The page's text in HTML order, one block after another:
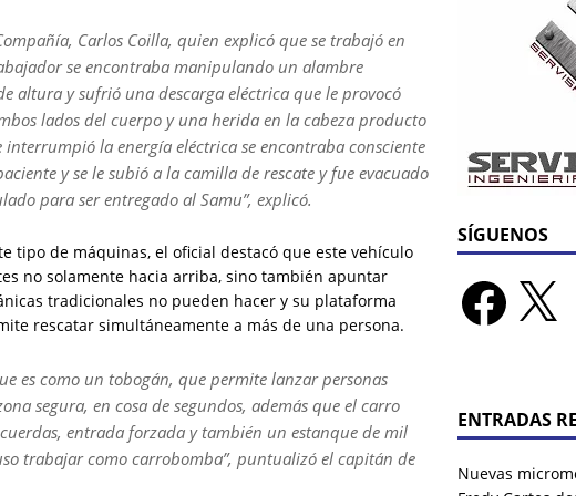
Carlos Coilla, quien explicó que se trabajó en
se encontraba manipulando un alambre
altura y sufrió una descarga eléctrica que le provocó
lados del cuerpo y una herida en la cabeza producto
la energía eléctrica se encontraba consciente
y se le subió a la camilla de rescate y fue evacuado
para ser entregado al Samu”, explicó.
tipo de máquinas, el oficial destacó que este vehículo
no solamente hacia arriba, sino también apuntar
tradicionales no pueden hacer y su plataforma
rescatar simultáneamente a más de una persona.
es como un tobogán, que permite lanzar personas
segura, en cosa de segundos, además que el carro
entrada forzada y también un estanque de mil
trabajar como carrobomba”, puntualizó el capitán de
SÍGUENOS
ENTRADAS
Nuevas